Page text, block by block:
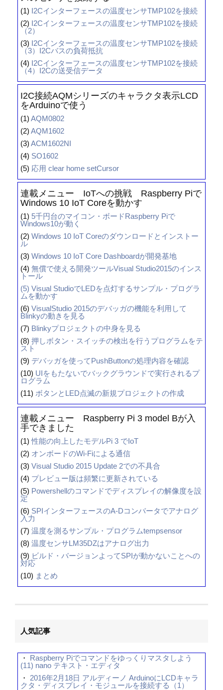
(1)
I2Cインターフェースの温度センサTMP102を接続
(2)
I2Cインターフェースの温度センサTMP102を接続
（2）
(3)
I2Cインターフェースの温度センサTMP102を接続
（3）I2Cバスの負荷抵抗
(4)
I2Cインターフェースの温度センサTMP102を接続
（4）I2Cの送受信データ
I2C接続AQMシリーズのキャラクタ表示LCD
をArduinoで使う
(1) AQM0802
(2) AQM1602
(3) ACM1602NI
(4) SO1602
(5) 応用 clear home setCursor
連載メニュー IoTへの挑戦 Raspberry Piで
Windows 10 IoT Coreを動かす
(1) 5千円台のマイコン・ボードRaspberry Piで
Windows10が動く
(2) Windows 10 IoT Coreのダウンロードとインストー
ル
(3) Windows 10 IoT Core Dashboardが開発基地
(4) 無償で使える開発ツールVisual Studio2015のインス
トール
(5) Visual StudioでLEDを点灯するサンプル・プログラ
ムを動かす
(6) VisualStudio 2015のデバッガの機能を利用して
Blinkyの動きを見る
(7) Blinkyプロジェクトの中身を見る
(8) 押しボタン・スイッチの検出を行うプログラムをテ
スト
(9) デバッガを使ってPushButtonの処理内容を確認
(10) UIをもたないでバックグラウンドで実行されるプ
ログラム
(11) ボタンとLED点滅の新規プロジェクトの作成
連載メニュー Raspberry Pi 3 model Bが入
手できました
(1)性能の向上したモデルPi 3 でIoT
(2) オンボードのWi-Fiによる通信
(3) Visual Studio 2015 Update 2での不具合
(4) プレビュー版は頻繁に更新されている
(5) Powershellのコマンドでディスプレイの解像度を設
定
(6) SPIインターフェースのA-Dコンバータでアナログ
入力
(7) 温度を測るサンプル・プログラムtempsensor
(8) 温度センサLM35DZはアナログ出力
(9) ビルド・バージョンよってSPIが動かないことへの
対応
(10) まとめ
人気記事
・
Raspberry Piでコマンドをゆっくりマスタしよう
(11) nano テキスト・エディタ
・ 2016年2月18日 アルディーノ ArduinoにLCDキャラ
クタ・ディスプレイ・モジュールを接続する（1）